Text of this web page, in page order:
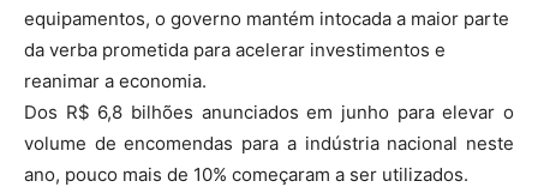
equipamentos, o governo mantém intocada a maior parte
da verba prometida para acelerar investimentos e
reanimar a economia.
Dos R$ 6,8 bilhões anunciados em junho para elevar o
volume de encomendas para a indústria nacional neste
ano, pouco mais de 10% começaram a ser utilizados.